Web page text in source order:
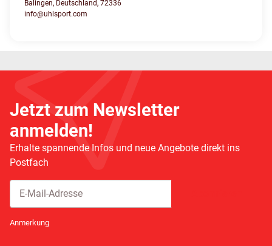
Balingen, Deutschland, 72336
info@uhlsport.com
Jetzt zum Newsletter
anmelden!
Erhalte spannende Infos und neue Angebote direkt ins
Postfach
Anmerkung